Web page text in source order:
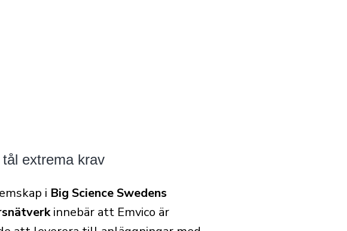
extrema krav
i Big Science Swedens
innebär att Emvico är